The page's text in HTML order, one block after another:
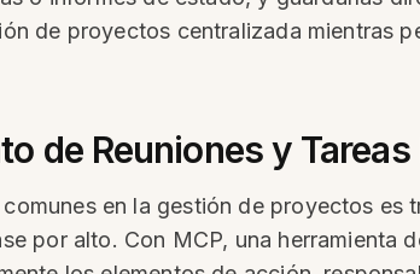
de proyectos centralizada mientras
de Reuniones y
en la gestión de proyectos es
por alto. Con MCP, una